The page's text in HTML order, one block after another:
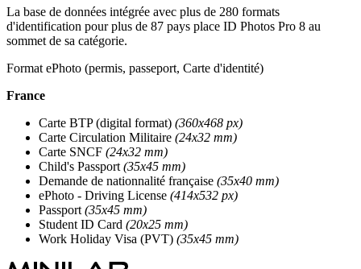
La base de données intégrée avec plus de 280 formats
d'identification pour plus de 87 pays place ID Photos Pro 8 au
sommet de sa catégorie.
Format ePhoto (permis, passeport, Carte d'identité)
France
Carte BTP (digital format) (360x468 px)
Carte Circulation Militaire (24x32 mm)
Carte SNCF (24x32 mm)
Child's Passport(35x45 mm)
Demande de nationnalité française (35x40 mm)
ePhoto - Driving License (414x532 px)
Passport(35x45 mm)
Student ID Card (20x25 mm)
Work Holiday Visa (PVT) (35x45 mm)